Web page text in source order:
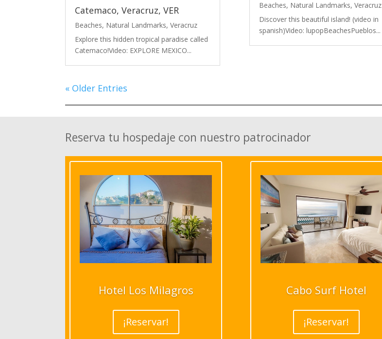
Catemaco, Veracruz, VER
Beaches, Natural Landmarks,Veracruz
Explore this hidden tropical paradise called
Catemaco!Video: EXPLORE MEXICO...
Beaches, Natural Landmarks, Veracruz
Discover this beautiful island! (video in
spanish)Video: lupopBeachesPueblos...
« Older Entries
Reserva tu hospedaje con nuestro patrocinador
Hotel Los Milagros
¡Reservar!
Cabo Surf Hotel
¡Reservar!